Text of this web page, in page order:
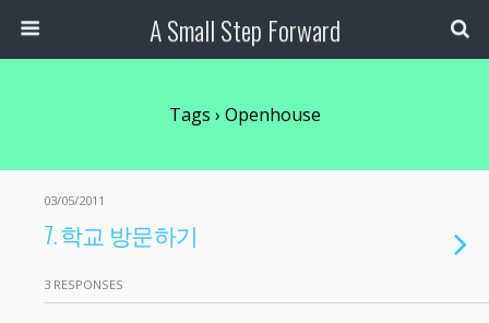
A Small Step Forward
Tags › Openhouse
03/05/2011
7. 학교 방문하기
3 RESPONSES